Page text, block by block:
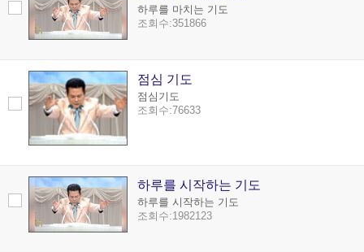
하루를 마치는 기도
조회수:351866
점심 기도
점심기도
조회수:76633
하루를 시작하는 기도
하루를 시작하는 기도
조회수:1982123